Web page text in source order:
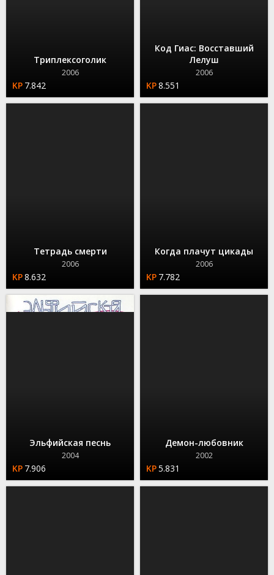
Триплексоголик
2006
7.842
Код Гиас: Восставший
Лелуш
2006
8.551
Тетрадь смерти
2006
8.632
Когда плачут цикады
2006
7.782
Эльфийская песнь
2004
7.906
Демон-любовник
2002
5.831